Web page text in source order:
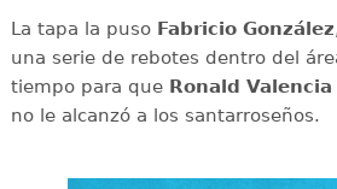
La tapa la puso Fabricio González
una serie de rebotes dentro del
tiempo para que Ronald Valencia
no le alcanzó a los santarroseños.